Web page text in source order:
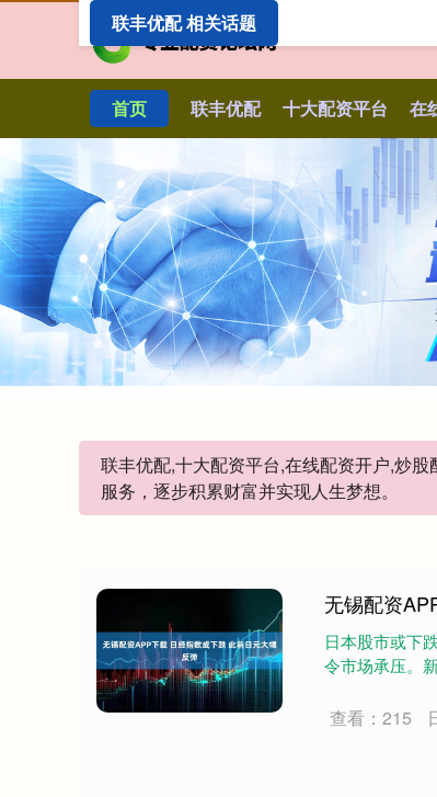
首页 联丰优配 十大配资平台 在
联丰优配,十大配资平台,在线配资开户,炒
服务，逐步积累财富并实现人生梦想。
联丰优配 相关话题
无锡配资
日本股市或下
令市场承压。
查看：215